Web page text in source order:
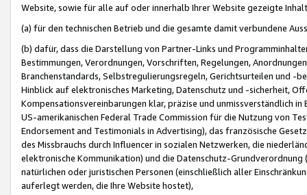
Website, sowie für alle auf oder innerhalb Ihrer Website gezeigte
(a) für den technischen Betrieb und die gesamte damit verbundene
(b) dafür, dass die Darstellung von Partner-Links und
Bestimmungen, Verordnungen, Vorschriften, Regelungen,
Branchenstandards, Selbstregulierungsregeln, Gerichtsurteilen und -
Hinblick auf elektronisches Marketing, Datenschutz und -sicherheit,
Kompensationsvereinbarungen klar, präzise und unmissverständlich
US-amerikanischen Federal Trade Commission für die Nutzung von
Endorsement and Testimonials in Advertising), das französische
des Missbrauchs durch Influencer in sozialen Netzwerken, die
elektronische Kommunikation) und die Datenschutz-
natürlichen oder juristischen Personen (einschließlich aller
auferlegt werden, die Ihre Website hostet),